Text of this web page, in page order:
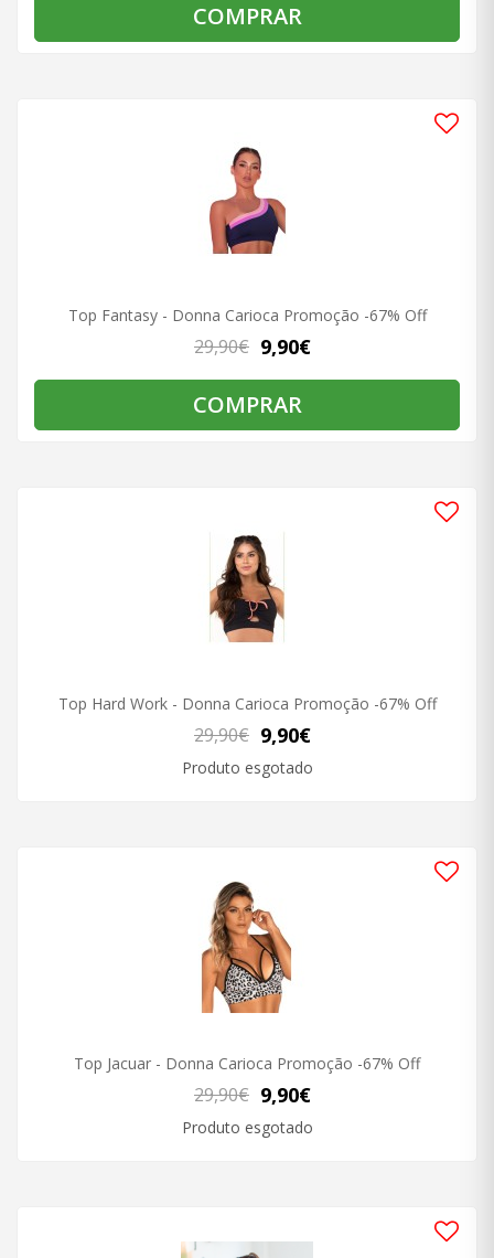
COMPRAR
Top Fantasy - Donna Carioca Promoção -67% Off
9,90€
29,90€
COMPRAR
Top Hard Work - Donna Carioca Promoção -67% Off
9,90€
29,90€
Produto esgotado
Top Jacuar - Donna Carioca Promoção -67% Off
9,90€
29,90€
Produto esgotado